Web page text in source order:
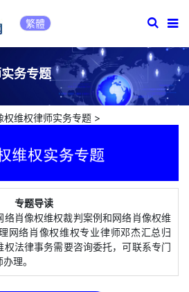
繁體
务专题
权维权律师实务专题>
专题导读
肖像权维权裁判案例和网络肖像权维
网络肖像权维权专业律师邓杰汇总归
法律事务需要咨询委托，可联系专门
理。